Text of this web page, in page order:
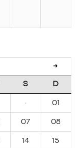
→
S D
· 01
07 08
14 15